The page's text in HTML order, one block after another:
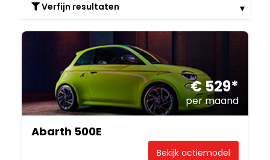
laag
Van A tot Z
Van z tot A
Verfijn resultaten
Merk
500E
600E
€ 529*
per maand
Abarth 500E
Bekijk actiemodel